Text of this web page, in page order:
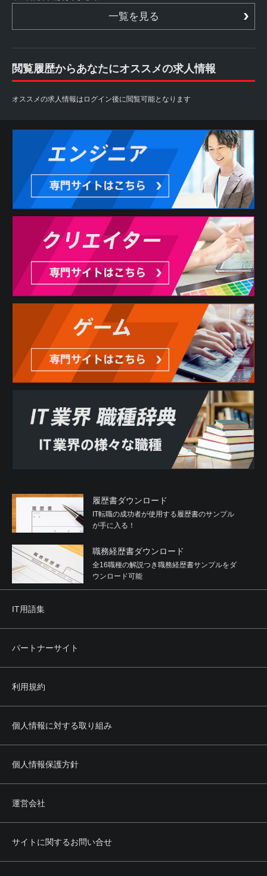
一覧を見る
閲覧履歴からあなたにオススメの求人情報
オススメの求人情報はログイン後に閲覧可能となります
履歴書ダウンロード
IT転職の成功者が使用する履歴書のサンプル
が手に入る！
職務経歴書ダウンロード
全16職種の解説つき職務経歴書サンプルをダ
ウンロード可能
IT用語集
パートナーサイト
利用規約
個人情報に対する取り組み
個人情報保護方針
運営会社
サイトに関するお問い合せ